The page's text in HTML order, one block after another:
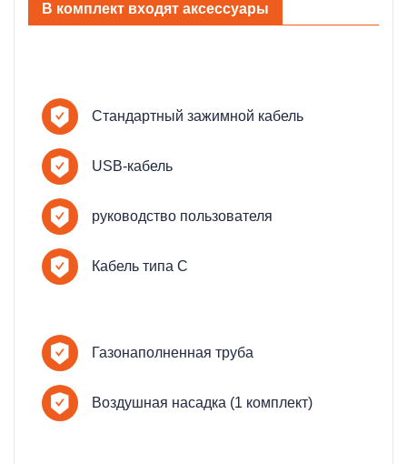
В комплект входят аксессуары
Стандартный зажимной кабель
USB-кабель
руководство пользователя
Кабель типа C
Газонаполненная труба
Воздушная насадка (1 комплект)